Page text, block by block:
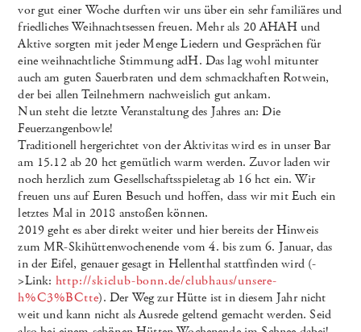
vor gut einer Woche durften wir uns über ein sehr familiäres und
friedliches Weihnachtsessen freuen. Mehr als 20 AHAH und
Aktive sorgten mit jeder Menge Liedern und Gesprächen für
eine weihnachtliche Stimmung adH. Das lag wohl mitunter
auch am guten Sauerbraten und dem schmackhaften Rotwein,
der bei allen Teilnehmern nachweislich gut ankam.
Nun steht die letzte Veranstaltung des Jahres an: Die
Feuerzangenbowle!
Traditionell hergerichtet von der Aktivitas wird es in unser Bar
am 15.12 ab 20 hct gemütlich warm werden. Zuvor laden wir
noch herzlich zum Gesellschaftsspieletag ab 16 hct ein. Wir
freuen uns auf Euren Besuch und hoffen, dass wir mit Euch ein
letztes Mal in 2018 anstoßen können.
2019 geht es aber direkt weiter und hier bereits der Hinweis
zum MR-Skihüttenwochenende vom 4. bis zum 6. Januar, das
in der Eifel, genauer gesagt in Hellenthal stattfinden wird (-
>Link: http://skiclub-bonn.de/clubhaus/unsere-
h%C3%BCtte). Der Weg zur Hütte ist in diesem Jahr nicht
weit und kann nicht als Ausrede geltend gemacht werden. Seid